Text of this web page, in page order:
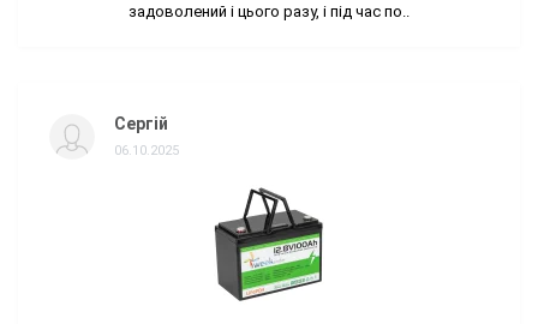
задоволений і цього разу, і під час по..
Сергій
06.10.2025